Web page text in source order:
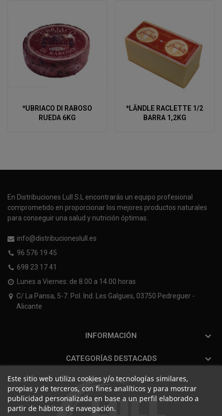
*UBRIACO DI RABOSO
RUEDA 6KG
*LÄNDLE RACLETTE 1/2
BARRA 1,2KG
En Distribuciones Lull S.L encontrarás un equipo profesional
comprometido en proporcionar los mejores productos naturales
para conseguir una salud y nutrición óptimas.
info@distribucioneslull.es
96 576 19 45
698 23 17 41
Lunes a Viernes: de 8.00 a 14.00 horas
C/ La Pansa, 5-7. Pol. Ind. Les Galgues, 03750 Pedreguer -
Alicante
INFORMACIÓN 
CATEGORÍAS DESTACADS 
Este sitio web utiliza cookies y/o tecnologías similares,
propias y de terceros, con fines analíticos y para mostrar
publicidad personalizada en base a un perfil elaborado a
partir de hábitos de navegación.